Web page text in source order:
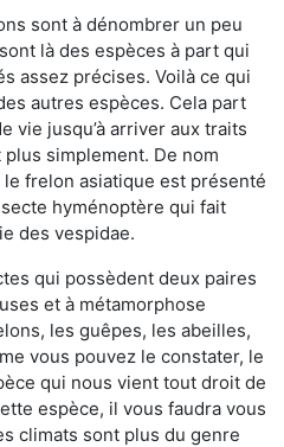
sont à dénombrer un peu
là des espèces à part qui
assez précises. Voilà ce qui
autres espèces. Cela part
vie jusqu’à arriver aux traits
simplement. De nom
frelon asiatique est présenté
hyménoptère qui fait
des vespidae.
qui possèdent deux paires
et à métamorphose
les guêpes, les abeilles,
vous pouvez le constater, le
qui nous vient tout droit de
espèce, il vous faudra vous
climats sont plus du genre